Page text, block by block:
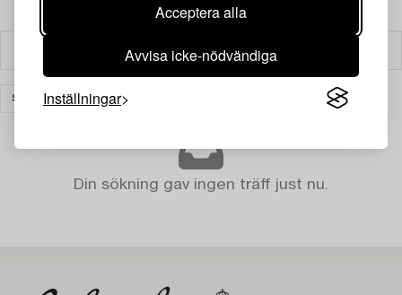
Acceptera alla
Avvisa icke-nödvändiga
Inställningar
Filter
SMYCKEN RENSA ALLA
Din sökning gav ingen träff just nu.